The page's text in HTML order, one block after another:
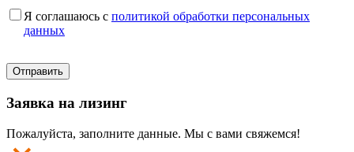
Я соглашаюсь с политикой обработки персональных
данных
Заявка на лизинг
Пожалуйста, заполните данные. Мы с вами свяжемся!